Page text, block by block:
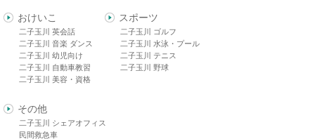
おけいこ
二子玉川 英会話
二子玉川 音楽 ダンス
二子玉川 幼児向け
二子玉川 自動車教習
二子玉川 美容・資格
スポーツ
二子玉川 ゴルフ
二子玉川 水泳・プール
二子玉川 テニス
二子玉川 野球
その他
二子玉川 シェアオフィス
民間救急車